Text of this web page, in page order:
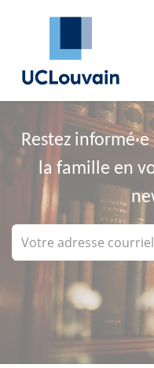
Se rendre au
Restez
la famille en